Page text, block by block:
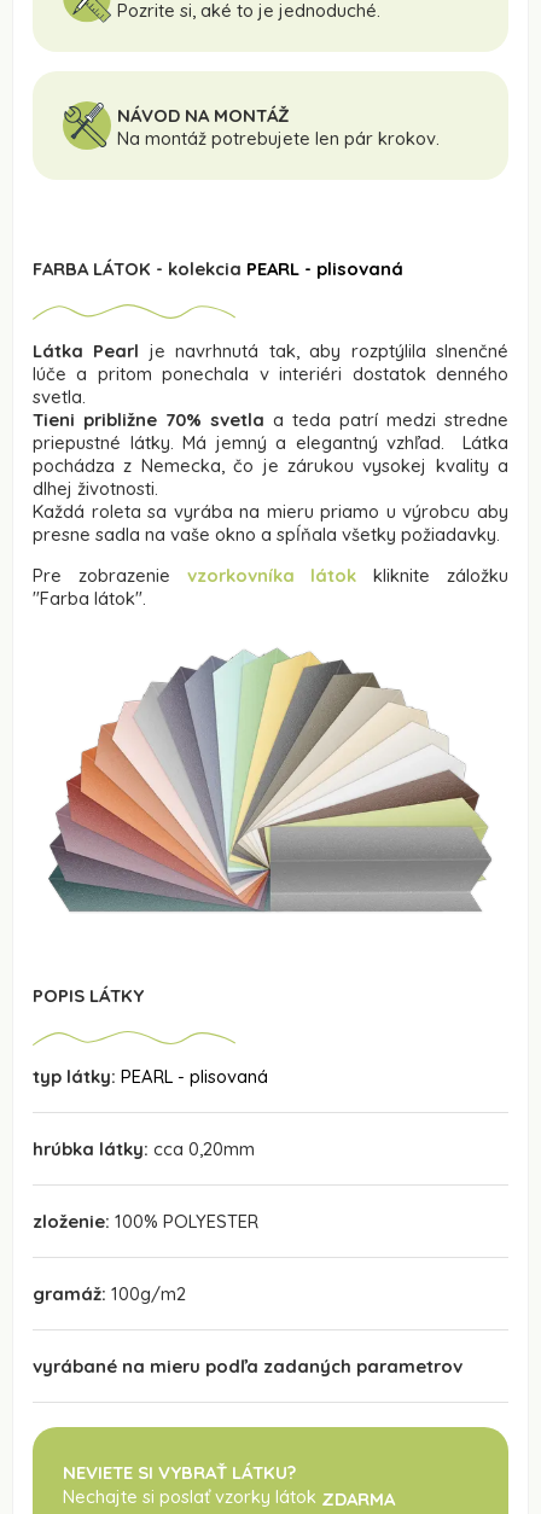
Pozrite si, aké to je jednoduché.
NÁVOD NA MONTÁŽ
Na montáž potrebujete len pár krokov.
FARBA LÁTOK - kolekcia PEARL - plisovaná
Látka Pearl je navrhnutá tak, aby rozptýlila slnenčné
lúče a pritom ponechala v interiéri dostatok denného
svetla.
Tieni približne 70% svetla a teda patrí medzi stredne
priepustné látky. Má jemný a elegantný vzhľad. Látka
pochádza z Nemecka, čo je zárukou vysokej kvality a
dlhej životnosti.
Každá roleta sa vyrába na mieru priamo u výrobcu aby
presne sadla na vaše okno a spĺňala všetky požiadavky.
Pre zobrazenie vzorkovníka látok kliknite záložku
"Farba látok".
POPIS LÁTKY
typ látky: PEARL - plisovaná
hrúbka látky: cca 0,20mm
zloženie: 100% POLYESTER
gramáž: 100g/m2
vyrábané na mieru podľa zadaných parametrov
NEVIETE SI VYBRAŤ LÁTKU?
Nechajte si poslať vzorky látok ZDARMA